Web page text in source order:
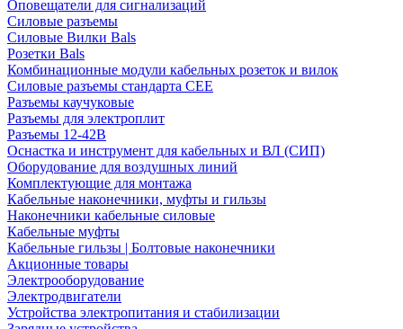
Оповещатели для сигнализаций
Силовые разъемы
Силовые Вилки Bals
Розетки Bals
Комбинационные модули кабельных розеток и вилок
Силовые разъемы стандарта CEE
Разъемы каучуковые
Разъемы для электроплит
Разъемы 12-42В
Оснастка и инструмент для кабельных и ВЛ (СИП)
Оборудование для воздушных линий
Комплектующие для монтажа
Кабельные наконечники, муфты и гильзы
Наконечники кабельные силовые
Кабельные муфты
Кабельные гильзы | Болтовые наконечники
Акционные товары
Электрооборудование
Электродвигатели
Устройства электропитания и стабилизации